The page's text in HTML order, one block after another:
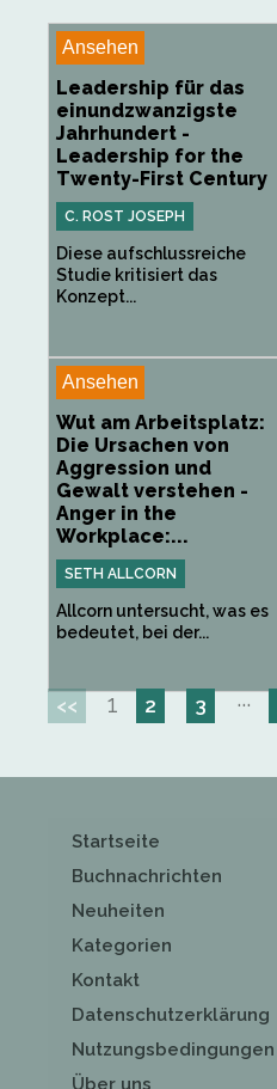
Ansehen
Leadership für das
einundzwanzigste
Jahrhundert -
Leadership for the
Twenty-First Century
C. ROST JOSEPH
Diese aufschlussreiche
Studie kritisiert das
Konzept...
Ansehen
Wut am Arbeitsplatz:
Die Ursachen von
Aggression und
Gewalt verstehen -
Anger in the
Workplace:...
SETH ALLCORN
Allcorn untersucht, was es
bedeutet, bei der...
<< 1 2 3 ···
Startseite
Buchnachrichten
Neuheiten
Kategorien
Kontakt
Datenschutzerklärung
Nutzungsbedingungen
Über uns